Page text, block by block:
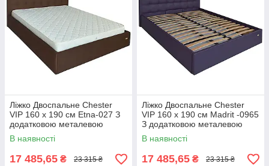
Ліжко Двоспальне Chester
VIP 160 х 190 см Etna-027 З
додатковою металевою
цільнозварною рамою
Коричневий
В наявності
17 485,65 ₴ 23 315 ₴
Ліжко Двоспальне Chester
VIP 160 х 190 см Madrit -0965
З додатковою металевою
цільнозварною рамою
Фіолетовий
В наявності
17 485,65 ₴ 23 315 ₴